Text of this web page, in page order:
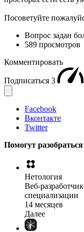
Посоветуйте
Вопрос задан
589 просмотров
Комментировать
Подписаться 3
Facebook
Вконтакте
Twitter
Помогут
Нетология
Веб-
специализации
14 месяцев
Далее